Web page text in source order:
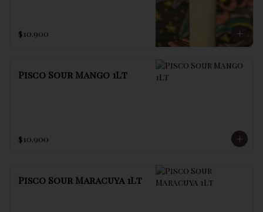
$10.900
Pisco Sour Mango 1Lt
$10.900
Pisco Sour Maracuya 1Lt